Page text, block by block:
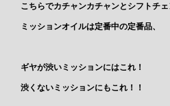
こちらでカチャンカチャンとシフトチ
ミッションオイルは定番中の定番品、
ギヤが渋いミッションにはこれ！
渋くないミッションにもこれ！！